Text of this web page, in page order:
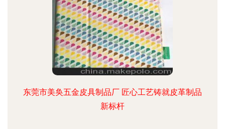
东莞市美奂五金皮具制品厂 匠心工艺铸就皮革制品
新标杆